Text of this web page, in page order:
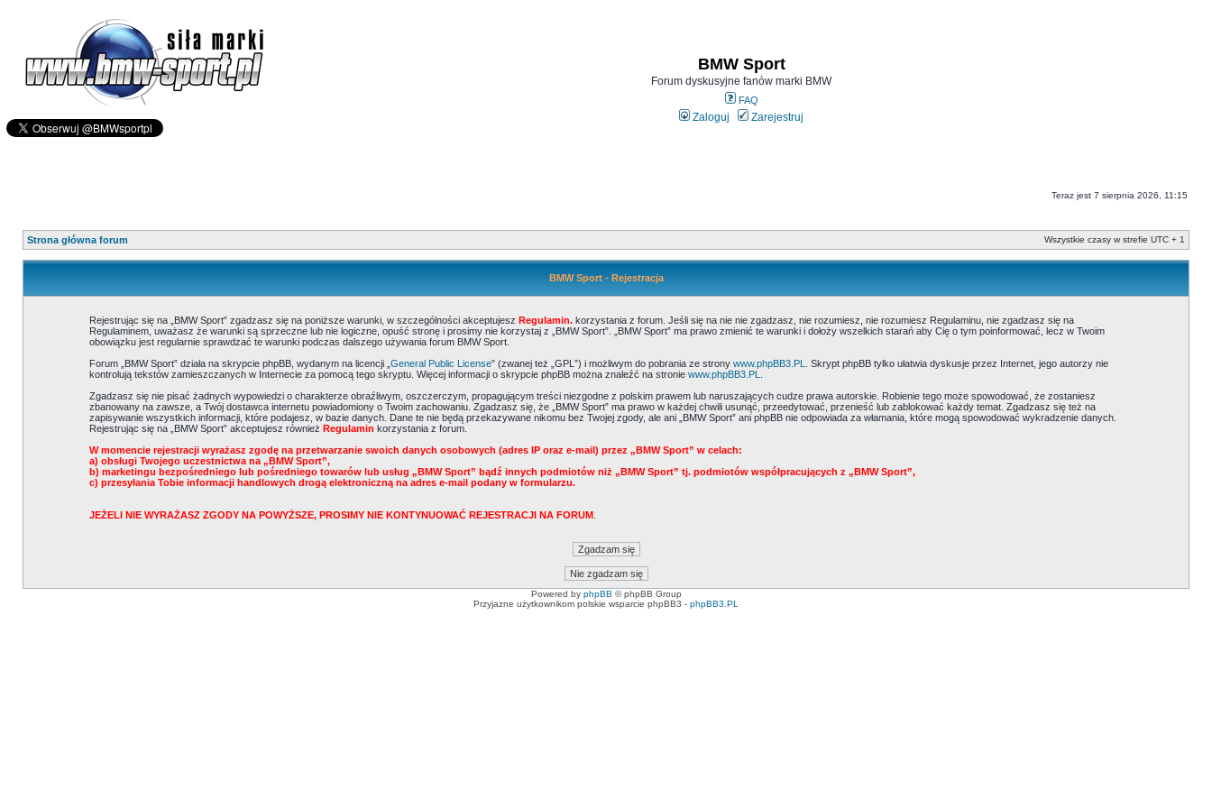
BMW Sport
Forum dyskusyjne fanów marki BMW
FAQ
Zaloguj Zarejestruj
Teraz jest 7 sierpnia 2026, 11:15
Strona główna forum Wszystkie czasy w strefie UTC + 1
BMW Sport - Rejestracja
Rejestrując się na „BMW Sport” zgadzasz się na poniższe warunki, w szczególności akceptujesz Regulamin.korzystania z forum. Jeśli się na nie nie zgadzasz, nie rozumiesz, nie rozumiesz Regulaminu, nie zgadzasz się na
Regulaminem, uważasz że warunki są sprzeczne lub nie logiczne, opuść stronę i prosimy nie korzystaj z „BMW Sport”. „BMW Sport” ma prawo zmienić te warunki i dołoży wszelkich starań aby Cię o tym poinformować, lecz w Twoim
obowiązku jest regularnie sprawdzać te warunki podczas dalszego używania forum BMW Sport.
Forum „BMW Sport” działa na skrypcie phpBB, wydanym na licencji „ General Public License” (zwanej też „GPL”) i możliwym do pobrania ze strony www.phpBB3.PL
. Skrypt phpBB tylko ułatwia dyskusje przez Internet, jego autorzy nie
kontrolują tekstów zamieszczanych w Internecie za pomocą tego skryptu. Więcej informacji o skrypcie phpBB można znaleźć na stronie www.phpBB3.PL
Zgadzasz się nie pisać żadnych wypowiedzi o charakterze obraźliwym, oszczerczym, propagującym treści niezgodne z polskim prawem lub naruszających cudze prawa autorskie. Robienie tego może spowodować, że zostaniesz
zbanowany na zawsze, a Twój dostawca internetu powiadomiony o Twoim zachowaniu. Zgadzasz się, że „BMW Sport” ma prawo w każdej chwili usunąć, przeedytować, przenieść lub zablokować każdy temat. Zgadzasz się też na
zapisywanie wszystkich informacji, które podajesz, w bazie danych. Dane te nie będą przekazywane nikomu bez Twojej zgody, ale ani „BMW Sport” ani phpBB nie odpowiada za włamania, które mogą spowodować wykradzenie danych.
Rejestrując się na „BMW Sport” akceptujesz również Regulamin korzystania z forum.
W momencie rejestracji wyrażasz zgodę na przetwarzanie swoich danych osobowych (adres IP oraz e-mail) przez „BMW Sport” w celach:
a) obsługi Twojego uczestnictwa na „BMW Sport”,
b) marketingu bezpośredniego lub pośredniego towarów lub usług „BMW Sport” bądź innych podmiotów niż „BMW Sport” tj. podmiotów współpracujących z „BMW Sport”,
c) przesyłania Tobie informacji handlowych drogą elektroniczną na adres e-mail podany w formularzu.
JEŻELI NIE WYRAŻASZ ZGODY NA POWYŻSZE, PROSIMY NIE KONTYNUOWAĆ REJESTRACJI NA FORUM.
Powered by phpBB © phpBB Group
Przyjazne użytkownikom polskie wsparcie phpBB3 - phpBB3.PL